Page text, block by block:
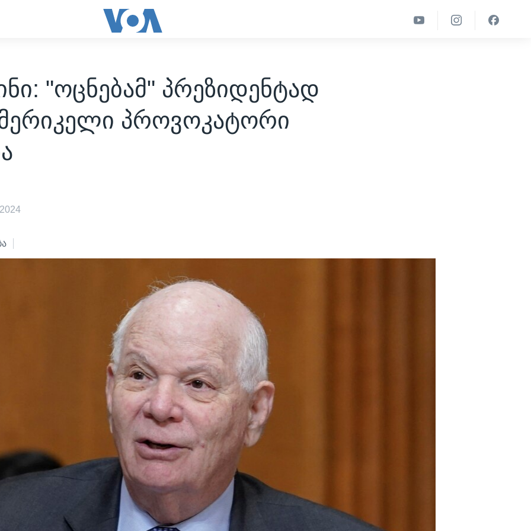
"ოცნებამ" პრეზიდენტად
პროვოკატორი